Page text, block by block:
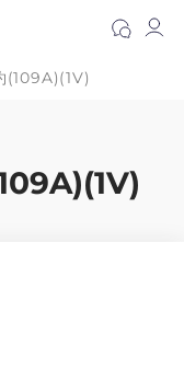
(109A)(1V)